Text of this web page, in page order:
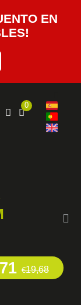
EN
0
€19,68